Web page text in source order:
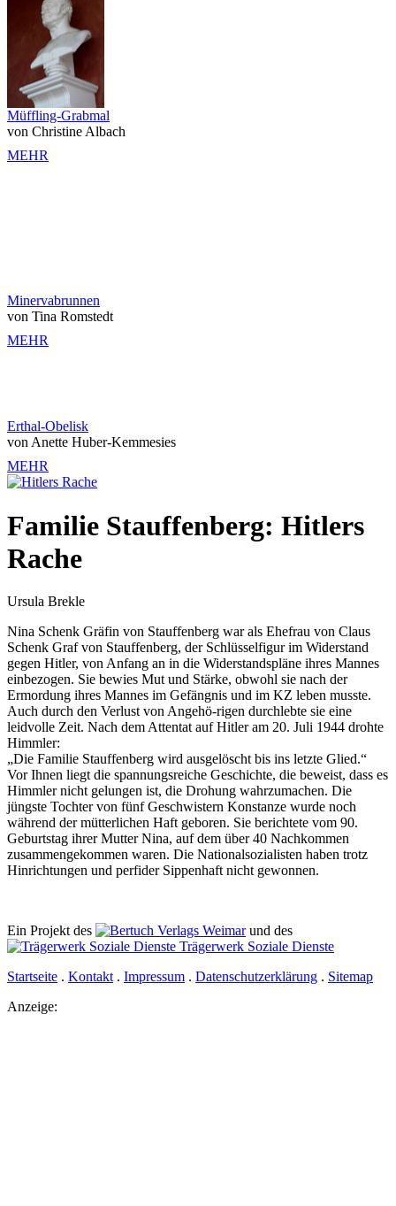
Müffling-Grabmal
von Christine Albach
MEHR
Minervabrunnen
von Tina Romstedt
MEHR
Erthal-Obelisk
von Anette Huber-Kemmesies
MEHR
Familie Stauffenberg: Hitlers
Rache
Ursula Brekle
Nina Schenk Gräfin von Stauffenberg war als Ehefrau von Claus
Schenk Graf von Stauffenberg, der Schlüsselfigur im Widerstand
gegen Hitler, von Anfang an in die Widerstandspläne ihres Mannes
einbezogen. Sie bewies Mut und Stärke, obwohl sie nach der
Ermordung ihres Mannes im Gefängnis und im KZ leben musste.
Auch durch den Verlust von Angehö-rigen durchlebte sie eine
leidvolle Zeit. Nach dem Attentat auf Hitler am 20. Juli 1944 drohte
Himmler:
„Die Familie Stauffenberg wird ausgelöscht bis ins letzte Glied.“
Vor Ihnen liegt die spannungsreiche Geschichte, die beweist, dass es
Himmler nicht gelungen ist, die Drohung wahrzumachen. Die
jüngste Tochter von fünf Geschwistern Konstanze wurde noch
während der mütterlichen Haft geboren. Sie berichtete vom 90.
Geburtstag ihrer Mutter Nina, auf dem über 40 Nachkommen
zusammengekommen waren. Die Nationalsozialisten haben trotz
Hinrichtungen und perfider Sippenhaft nicht gewonnen.
Ein Projekt des Verlags Weimarund des
Trägerwerk Soziale Dienste
Startseite . Kontakt . Impressum . Datenschutz­erklärung . Sitemap
Anzeige: